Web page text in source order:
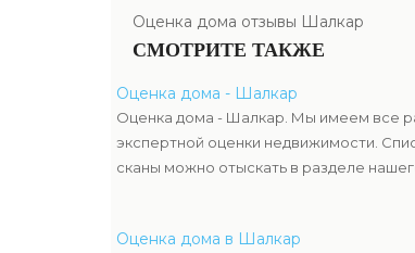
Оценка дома отзывы Шалкар
СМОТРИТЕ ТАКЖЕ
Оценка дома - Шалкар
Оценка дома - Шалкар. Мы имеем все
экспертной оценки недвижимости.
сканы можно отыскать в разделе
Оценка дома в Шалкар